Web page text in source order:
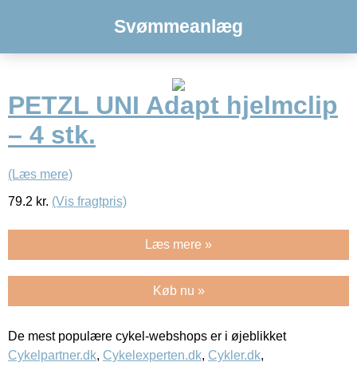
Svømmeanlæg
PETZL UNI Adapt hjelmclip
– 4 stk.
(Læs mere)
79.2 kr. (Vis fragtpris)
Læs mere »
Køb nu »
De mest populære cykel-webshops er i øjeblikket
Cykelpartner.dk, Cykelexperten.dk, Cykler.dk,